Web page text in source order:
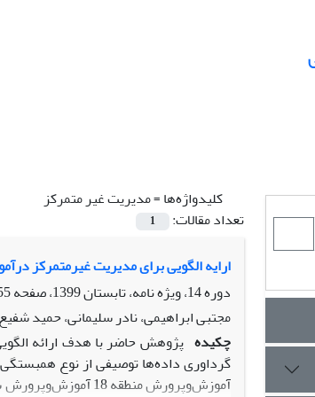
کلیدواژه‌ها =مدیریت غیر متمرکز
تعداد مقالات:
1
ارایه الگویی برای مدیریت غیرمتمرکز
دوره 14، ویژه نامه، تابستان 1399، صفحه
مجتبی ابراهیمی، نادر سلیمانی، حمید
چکیده
گرداوری داده‌ها توصیفی از نوع